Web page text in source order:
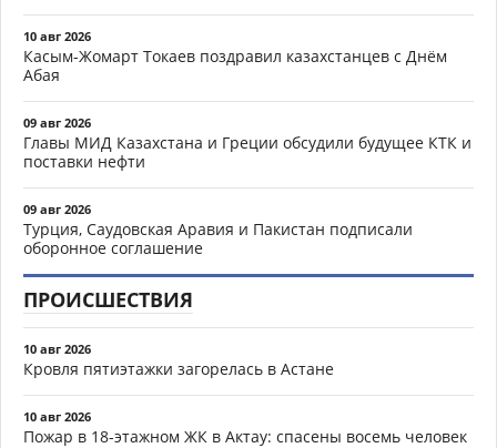
10 авг 2026
Касым-Жомарт Токаев поздравил казахстанцев с Днём
Абая
09 авг 2026
Главы МИД Казахстана и Греции обсудили будущее КТК и
поставки нефти
09 авг 2026
Турция, Саудовская Аравия и Пакистан подписали
оборонное соглашение
ПРОИСШЕСТВИЯ
10 авг 2026
Кровля пятиэтажки загорелась в Астане
10 авг 2026
Пожар в 18-этажном ЖК в Актау: спасены восемь человек